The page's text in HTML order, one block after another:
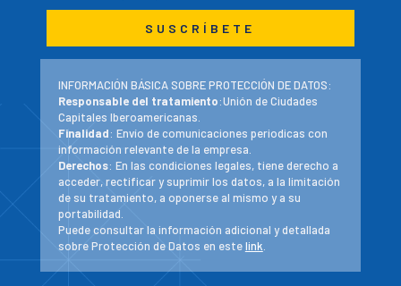
INFORMACIÓN BÁSICA SOBRE PROTECCIÓN DE DATOS:
Responsable del tratamiento:Unión de Ciudades
Capitales Iberoamericanas.
Finalidad: Envío de comunicaciones periodicas con
información relevante de la empresa.
Derechos: En las condiciones legales, tiene derecho a
acceder, rectificar y suprimir los datos, a la limitación
de su tratamiento, a oponerse al mismo y a su
portabilidad.
Puede consultar la información adicional y detallada
sobre Protección de Datos en estelink